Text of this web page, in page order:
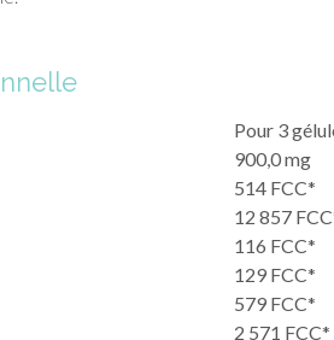
Pour 3
900,0 mg
514 FCC*
12 857
116 FCC*
129 FCC*
579 FCC*
2 571 FCC*